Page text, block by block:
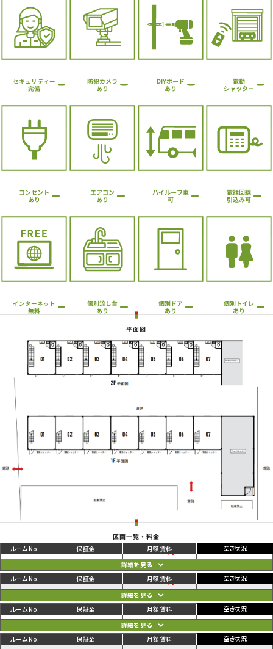
セキュリティー
完備
防犯カメラ
あり
DIYボード
あり
電動
シャッター
コンセント
あり
エアコン
あり
ハイルーフ車
可
電話回線
引込み可
インターネット
無料
個別流し台
あり
個別ドア
あり
個別トイレ
あり
平面図
区画一覧・料金
01 130,350円 135,850円 ご利用中
02 124,300円 129,800円 ご利用中
03 124,300円 129,800円 ご利用中
04 124,300円 129,800円 ご利用中